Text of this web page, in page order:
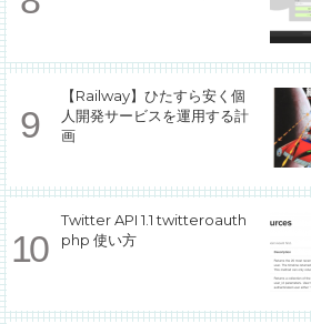
【Railway】ひたすら安く個
人開発サービスを運用する計
画
Twitter API 1.1 twitteroauth
php 使い方